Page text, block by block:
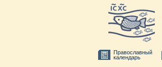
Православный
календарь